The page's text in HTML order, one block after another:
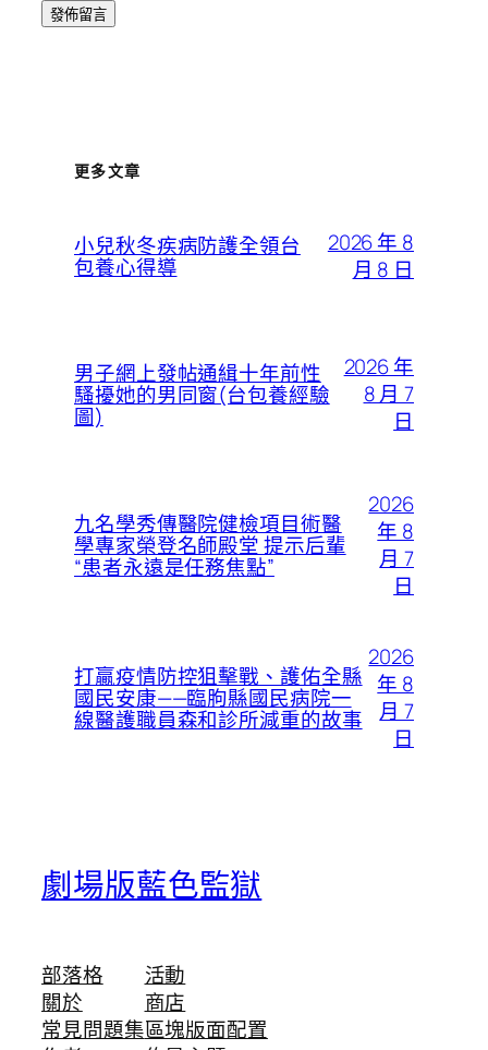
更多文章
小兒秋冬疾病防護全領台
包養心得導
2026 年 8
月 8 日
男子網上發帖通緝十年前性
騷擾她的男同窗(台包養經驗
圖)
2026 年
8 月 7
日
九名學秀傳醫院健檢項目術醫
學專家榮登名師殿堂 提示后輩
“患者永遠是任務焦點”
2026
年 8
月 7
日
打贏疫情防控狙擊戰、護佑全縣
國民安康——臨朐縣國民病院一
線醫護職員森和診所減重的故事
2026
年 8
月 7
日
劇場版藍色監獄
部落格
關於
常見問題集
活動
商店
區塊版面配置